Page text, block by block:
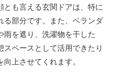
とも言える玄関ドアは、特に
る部分です。また、ベランダ
雨を遮り、洗濯物を干した
スペースとして活用できたり
上させてくれます。